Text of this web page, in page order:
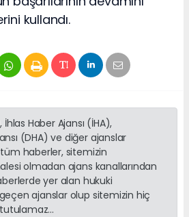
kullandı.
Haber Ajansı (İHA),
(DHA) ve diğer ajanslar
haberler, sitemizin
olmadan ajans kanallarından
yer alan hukuki
ajanslar olup sitemizin hiç